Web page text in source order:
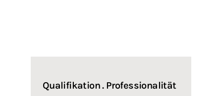
Qualifikation . Professionalität